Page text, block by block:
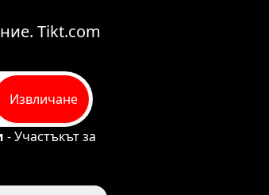
Tikt.com
Извличане
- Участъкът за